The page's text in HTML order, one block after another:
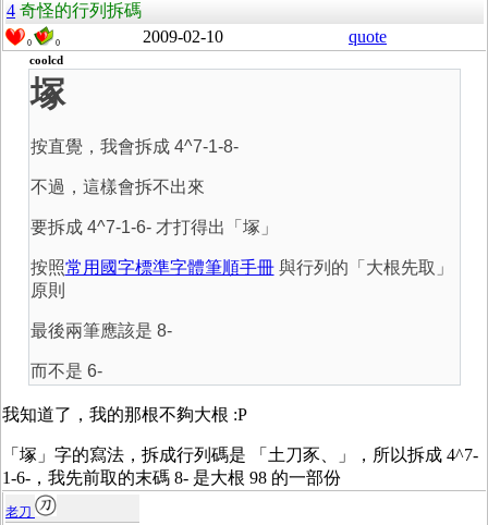
4 奇怪的行列拆碼
0 0 2009-02-10 quote
coolcd
塚
按直覺，我會拆成 4^7-1-8-
不過，這樣會拆不出來
要拆成 4^7-1-6- 才打得出「塚」
按照常用國字標準字體筆順手冊與行列的「大根先取」
原則
最後兩筆應該是 8-
而不是 6-
我知道了，我的那根不夠大根 :P
「塚」字的寫法，拆成行列碼是 「土刀豕、」，所以拆成 4^7-
1-6-，我先前取的末碼 8- 是大根 98 的一部份
老刀